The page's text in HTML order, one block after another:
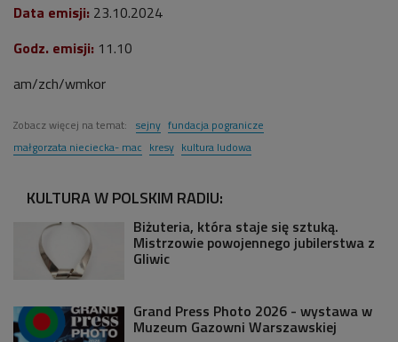
Data emisji: 23.10.2024
Godz. emisji: 11.10
am/zch/wmkor
Zobacz więcej na temat: sejny fundacja pogranicze
małgorzata nieciecka- mac kresy kultura ludowa
KULTURA W POLSKIM RADIU:
Biżuteria, która staje się sztuką.
Mistrzowie powojennego jubilerstwa z
Gliwic
Grand Press Photo 2026 - wystawa w
Muzeum Gazowni Warszawskiej